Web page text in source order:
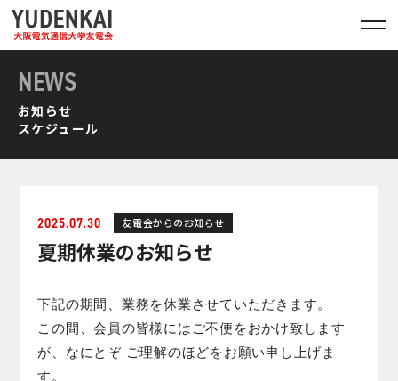
NEWS
お知らせ
スケジュール
2025.07.30 友電会からのお知らせ
夏期休業のお知らせ
下記の期間、業務を休業させていただきます。
この間、会員の皆様にはご不便をおかけ致します
が、なにとぞ ご理解のほどをお願い申し上げま
す。